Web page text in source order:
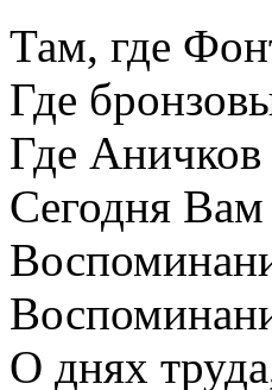
Там, где
Где
Где
Сегодня Вам
О днях